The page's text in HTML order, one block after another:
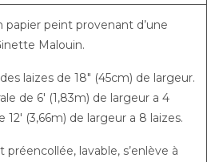
peint provenant d’une
Malouin.
laizes de 18″ (45cm) de largeur.
de 6′ (1,83m) de largeur a 4
(3,66m) de largeur a 8 laizes.
lavable, s’enlève à